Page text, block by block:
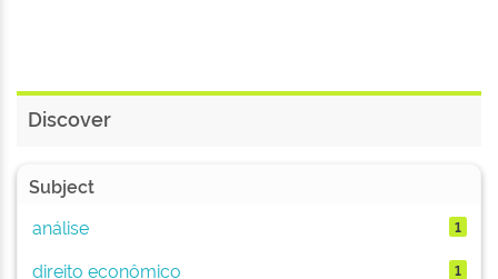
Discover
Subject
análise
1
direito econômico 1